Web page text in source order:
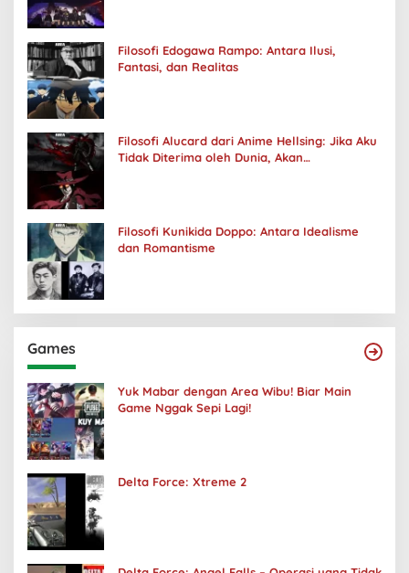
Filosofi Edogawa Rampo: Antara Ilusi,
Fantasi, dan Realitas
Filosofi Alucard dari Anime Hellsing: Jika Aku
Tidak Diterima oleh Dunia, Akan
Filosofi Kunikida Doppo: Antara Idealisme
dan Romantisme
Games
Yuk Mabar dengan Area Wibu! Biar Main
Game Nggak Sepi Lagi!
Delta Force: Xtreme 2